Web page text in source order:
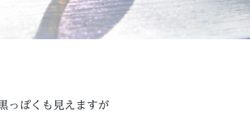
っぽくも見えますが